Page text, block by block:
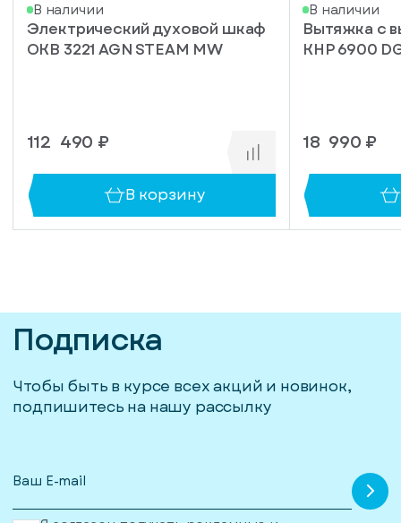
В наличии
Электрический духовой шкаф
OKB 3221 AGN STEAM MW
112 490 ₽
В корзину
В наличии
Вытяжка с
KHP 6900
18 990 ₽
Подписка
Чтобы быть в курсе всех акций и новинок,
подпишитесь на нашу рассылку